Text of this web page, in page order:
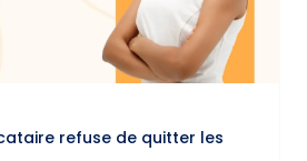
refuse de quitter les